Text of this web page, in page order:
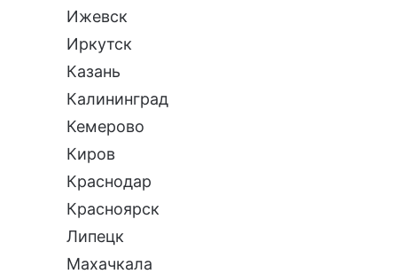
Ижевск
Иркутск
Казань
Калининград
Кемерово
Киров
Краснодар
Красноярск
Липецк
Махачкала